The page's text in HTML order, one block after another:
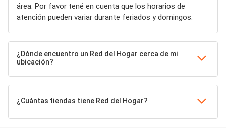
área. Por favor tené en cuenta que los horarios de
atención pueden variar durante feriados y domingos.
¿Dónde encuentro un Red del Hogar cerca de mi
ubicación?
¿Cuántas tiendas tiene Red del Hogar?